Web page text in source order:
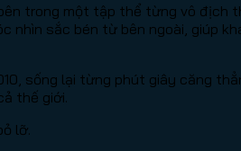
trong một tập thể từng vô địch
nhìn sắc bén từ bên ngoài, giúp
sống lại từng phút giây căng
thế giới.
lỡ.